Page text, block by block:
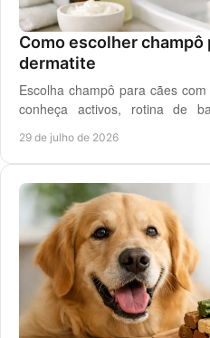
Como escolher champô
dermatite
Escolha champô para cães
conheça activos, rotina de
29 de julho de 2026